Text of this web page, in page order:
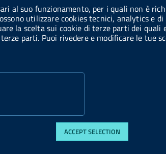
al suo funzionamento, per i quali non è
utilizzare cookies tecnici, analytics e
la scelta sui cookie di terze parti dei
parti. Puoi rivedere e modificare le tue
ACCEPT SELECTION
Tax code: 97345810580
IPA AIFA code: aifa_rm
IPA UCB code: UFE1TR
Web accessibility Website statistics